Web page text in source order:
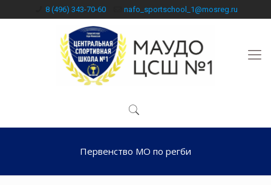
8 (496) 343-70-60 nafo_sportschool_1@mosreg.ru
Первенство МО по регби